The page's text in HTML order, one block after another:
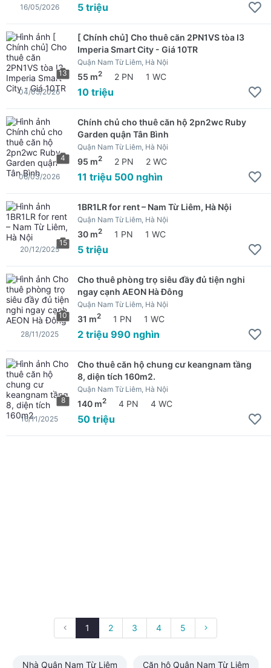
5 triệu
16/05/2026
13
[ Chính chủ] Cho thuê căn 2PN1VS tòa I3
Imperia Smart City - Giá 10TR
Quận Nam Từ Liêm, Hà Nội
55 m2 2 PN 1 WC
10 triệu
04/05/2026
4
Chính chủ cho thuê căn hộ 2pn2wc Ruby
Garden quận Tân Bình
Quận Nam Từ Liêm, Hà Nội
95 m2 2 PN 2 WC
11 triệu 500 nghìn
06/03/2026
15
1BR1LR for rent – Nam Từ Liêm, Hà Nội
Quận Nam Từ Liêm, Hà Nội
30 m2 1 PN 1 WC
5 triệu
20/12/2025
10
Cho thuê phòng trọ siêu đầy đủ tiện nghi
ngay cạnh AEON Hà Đông
Quận Nam Từ Liêm, Hà Nội
31 m2 1 PN 1 WC
2 triệu 990 nghìn
28/11/2025
8
Cho thuê căn hộ chung cư keangnam tầng
8, diện tích 160m2.
Quận Nam Từ Liêm, Hà Nội
140 m2 4 PN 4 WC
50 triệu
16/11/2025
1 2 3 4 5
Nhà Quận Nam Từ Liêm Căn hộ Quận Nam Từ Liêm